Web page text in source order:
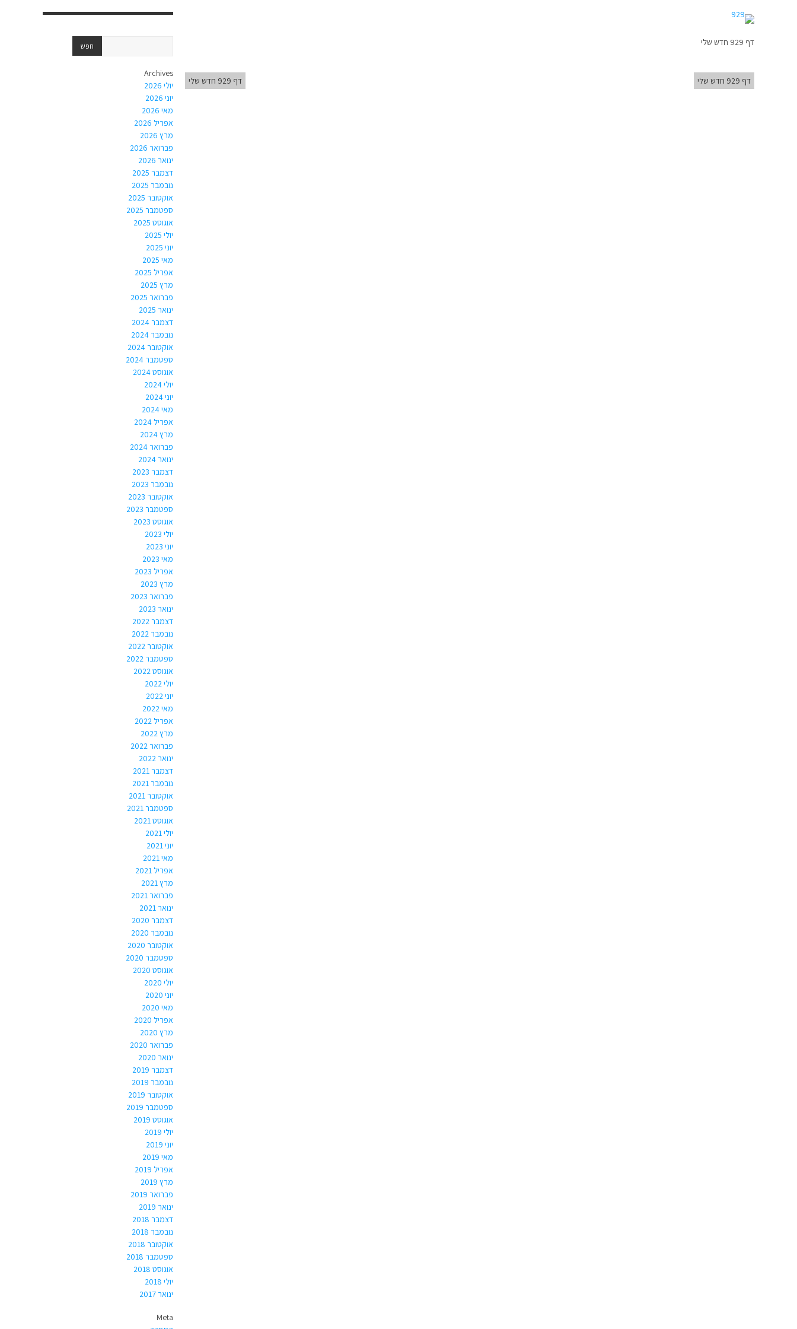
דף 929 חדש שלי
דף 929 חדש שלי דף 929 חדש שלי
Archives
יולי 2026
יוני 2026
מאי 2026
אפריל 2026
מרץ 2026
פברואר 2026
ינואר 2026
דצמבר 2025
נובמבר 2025
אוקטובר 2025
ספטמבר 2025
אוגוסט 2025
יולי 2025
יוני 2025
מאי 2025
אפריל 2025
מרץ 2025
פברואר 2025
ינואר 2025
דצמבר 2024
נובמבר 2024
אוקטובר 2024
ספטמבר 2024
אוגוסט 2024
יולי 2024
יוני 2024
מאי 2024
אפריל 2024
מרץ 2024
פברואר 2024
ינואר 2024
דצמבר 2023
נובמבר 2023
אוקטובר 2023
ספטמבר 2023
אוגוסט 2023
יולי 2023
יוני 2023
מאי 2023
אפריל 2023
מרץ 2023
פברואר 2023
ינואר 2023
דצמבר 2022
נובמבר 2022
אוקטובר 2022
ספטמבר 2022
אוגוסט 2022
יולי 2022
יוני 2022
מאי 2022
אפריל 2022
מרץ 2022
פברואר 2022
ינואר 2022
דצמבר 2021
נובמבר 2021
אוקטובר 2021
ספטמבר 2021
אוגוסט 2021
יולי 2021
יוני 2021
מאי 2021
אפריל 2021
מרץ 2021
פברואר 2021
ינואר 2021
דצמבר 2020
נובמבר 2020
אוקטובר 2020
ספטמבר 2020
אוגוסט 2020
יולי 2020
יוני 2020
מאי 2020
אפריל 2020
מרץ 2020
פברואר 2020
ינואר 2020
דצמבר 2019
נובמבר 2019
אוקטובר 2019
ספטמבר 2019
אוגוסט 2019
יולי 2019
יוני 2019
מאי 2019
אפריל 2019
מרץ 2019
פברואר 2019
ינואר 2019
דצמבר 2018
נובמבר 2018
אוקטובר 2018
ספטמבר 2018
אוגוסט 2018
יולי 2018
ינואר 2017
Meta